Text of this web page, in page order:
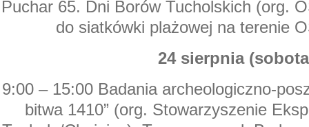
Puchar 65. Dni Borów Tucholskich (org.
do siatkówki plażowej na terenie
24 sierpnia
9:00 – 15:00 Badania archeologiczno-
bitwa 1410” (org. Stowarzyszenie